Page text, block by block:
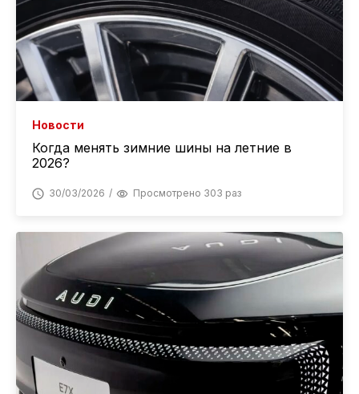
Новости
Когда менять зимние шины на летние в
2026?
30/03/2026 Просмотрено 303 раз